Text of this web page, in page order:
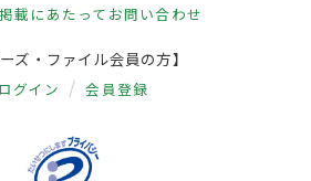
載にあたって お問い合わせ
ーズ・ファイル会員の方】
ログイン 会員登録